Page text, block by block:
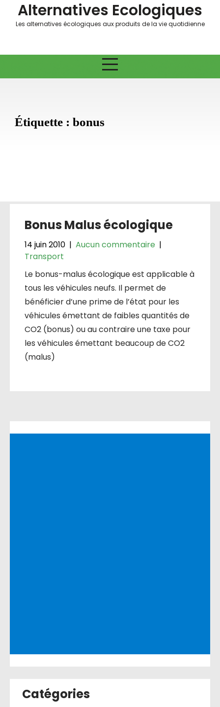
content
Alternatives Ecologiques
Les alternatives écologiques aux produits de la vie quotidienne
Étiquette : bonus
Bonus Malus écologique
14 juin 2010 | Aucun commentaire |
Transport
Le bonus-malus écologique est applicable à
tous les véhicules neufs. Il permet de
bénéficier d’une prime de l’état pour les
véhicules émettant de faibles quantités de
CO2 (bonus) ou au contraire une taxe pour
les véhicules émettant beaucoup de CO2
(malus)
Catégories